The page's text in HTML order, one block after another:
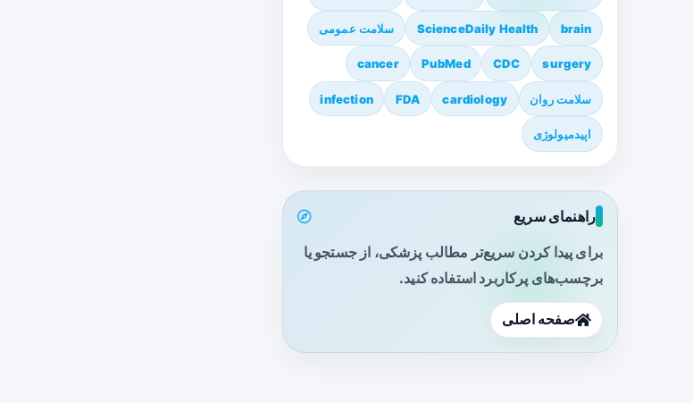
brain
ScienceDaily Health سلامت عمومی
surgery
CDC
PubMed
cancer
سلامت روان cardiology
FDA
infection
اپیدمیولوژی
راهنمای سریع
برای پیدا کردن سریع‌تر مطالب پزشکی، از جستجو یا
برچسب‌های پرکاربرد استفاده کنید.
صفحه اصلی